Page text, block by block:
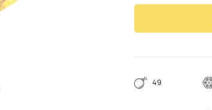
49